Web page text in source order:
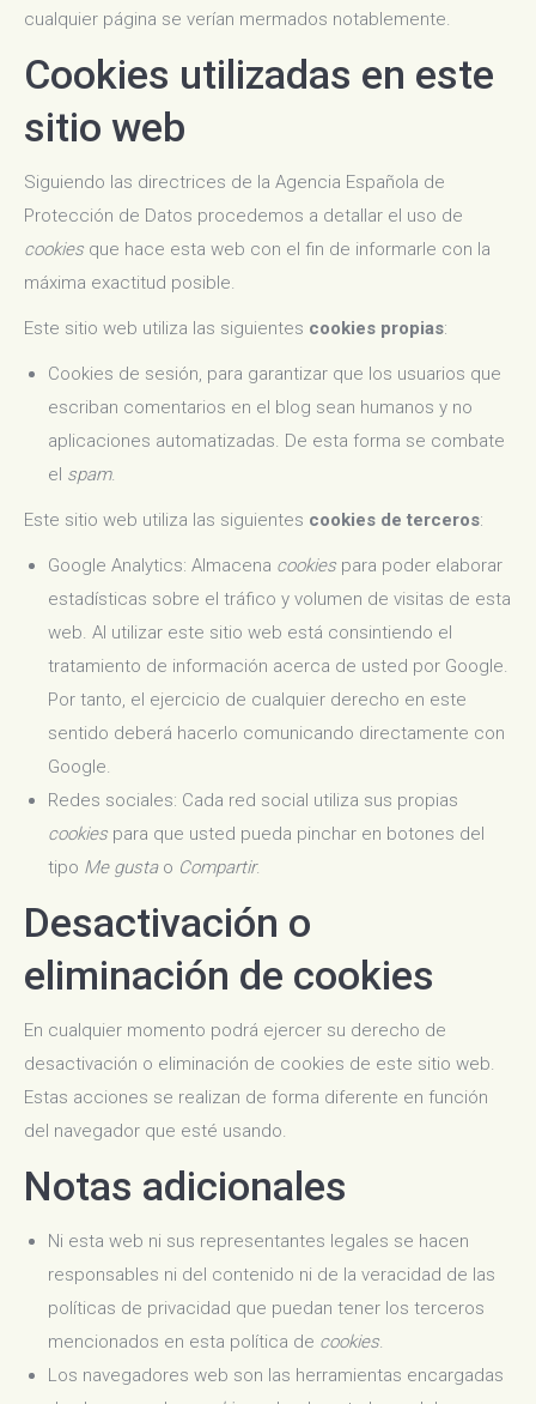
cualquier página se verían mermados notablemente.
Cookies utilizadas en este
sitio web
Siguiendo las directrices de la Agencia Española de
Protección de Datos procedemos a detallar el uso de
cookies que hace esta web con el fin de informarle con la
máxima exactitud posible.
Este sitio web utiliza las siguientes cookies propias:
Cookies de sesión, para garantizar que los usuarios que
escriban comentarios en el blog sean humanos y no
aplicaciones automatizadas. De esta forma se combate
el spam.
Este sitio web utiliza las siguientes cookies de terceros:
Google Analytics: Almacena cookies para poder elaborar
estadísticas sobre el tráfico y volumen de visitas de esta
web. Al utilizar este sitio web está consintiendo el
tratamiento de información acerca de usted por Google.
Por tanto, el ejercicio de cualquier derecho en este
sentido deberá hacerlo comunicando directamente con
Google.
Redes sociales: Cada red social utiliza sus propias
cookies para que usted pueda pinchar en botones del
tipo Me gustao Compartir.
Desactivación o
eliminación de cookies
En cualquier momento podrá ejercer su derecho de
desactivación o eliminación de cookies de este sitio web.
Estas acciones se realizan de forma diferente en función
del navegador que esté usando.
Notas adicionales
Ni esta web ni sus representantes legales se hacen
responsables ni del contenido ni de la veracidad de las
políticas de privacidad que puedan tener los terceros
mencionados en esta política de cookies.
Los navegadores web son las herramientas encargadas